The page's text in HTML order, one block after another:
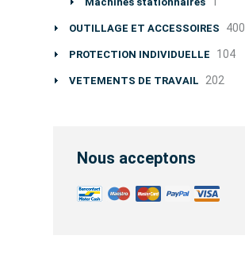
OUTILLAGE ET ACCESSOIRES 400
PROTECTION INDIVIDUELLE 104
VETEMENTS DE TRAVAIL 202
Nous acceptons